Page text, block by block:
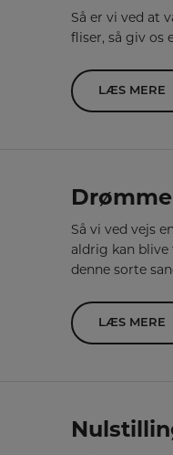
Så er vi ved at
fliser, så giv os
LÆS MERE
Så vi ved vejs
aldrig kan
denne sorte
LÆS MERE